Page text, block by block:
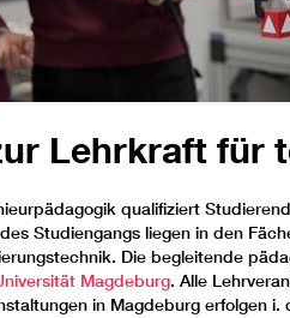
Lehrkraft für
qualifiziert
Studiengangs liegen in den
Die begleitende
Magdeburg. Alle
in Magdeburg erfolgen i.